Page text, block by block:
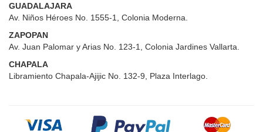
GUADALAJARA
Av. Niños Héroes No. 1555-1, Colonia Moderna.
ZAPOPAN
Av. Juan Palomar y Arias No. 123-1, Colonia Jardines Vallarta.
CHAPALA
Libramiento Chapala-Ajijic No. 132-9, Plaza Interlago.